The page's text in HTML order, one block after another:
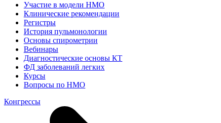
Участие в модели НМО
Клинические рекомендации
Регистры
История пульмонологии
Основы спирометрии
Вебинары
Диагностические основы КТ
ФД заболеваний легких
Курсы
Вопросы по НМО
Конгрессы